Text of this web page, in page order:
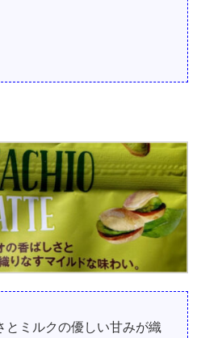
とミルクの優しい甘みが織